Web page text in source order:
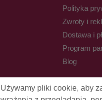
Polityka
Zwroty i
Dostawa i
Program
Blog
Używamy pliki cookie, aby